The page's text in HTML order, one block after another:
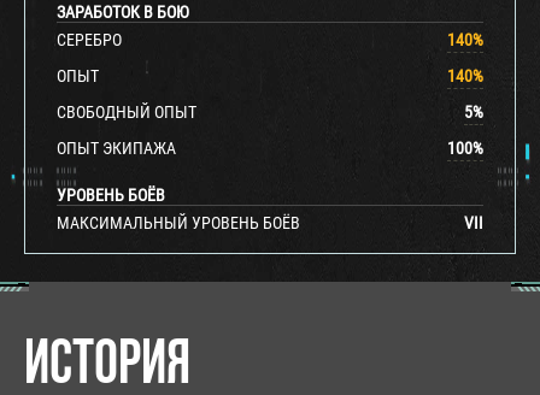
ЗАРАБОТОК В БОЮ
СЕРЕБРО
140%
ОПЫТ
140%
СВОБОДНЫЙ ОПЫТ
5%
ОПЫТ ЭКИПАЖА
100%
УРОВЕНЬ БОЁВ
МАКСИМАЛЬНЫЙ УРОВЕНЬ БОЁВ
VII
ИСТОРИЯ